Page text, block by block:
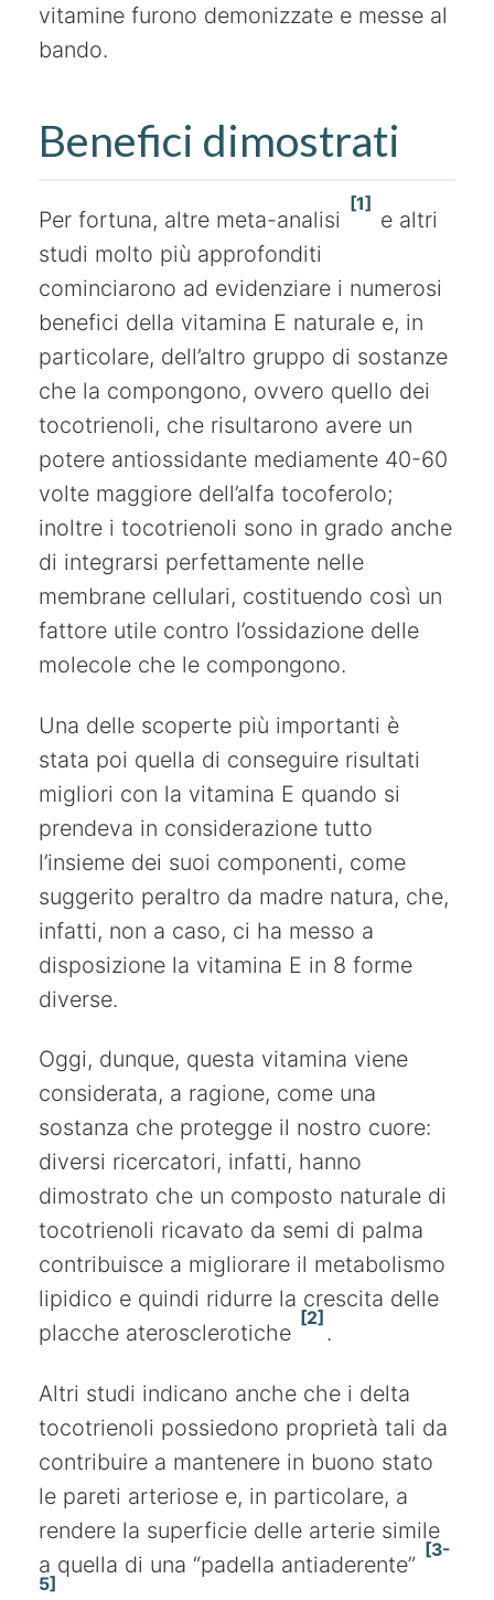
vitamine furono demonizzate e messe al
bando.
Benefici dimostrati
Per fortuna, altre meta-analisi
[1]
e altri
studi molto più approfonditi
cominciarono ad evidenziare i numerosi
benefici della vitamina E naturale e, in
particolare, dell’altro gruppo di sostanze
che la compongono, ovvero quello dei
tocotrienoli, che risultarono avere un
potere antiossidante mediamente 40-60
volte maggiore dell’alfa tocoferolo;
inoltre i tocotrienoli sono in grado anche
di integrarsi perfettamente nelle
membrane cellulari, costituendo così un
fattore utile contro l’ossidazione delle
molecole che le compongono.
Una delle scoperte più importanti è
stata poi quella di conseguire risultati
migliori con la vitamina E quando si
prendeva in considerazione tutto
l’insieme dei suoi componenti, come
suggerito peraltro da madre natura, che,
infatti, non a caso, ci ha messo a
disposizione la vitamina E in 8 forme
diverse.
Oggi, dunque, questa vitamina viene
considerata, a ragione, come una
sostanza che protegge il nostro cuore:
diversi ricercatori, infatti, hanno
dimostrato che un composto naturale di
tocotrienoli ricavato da semi di palma
contribuisce a migliorare il metabolismo
lipidico e quindi ridurre la crescita delle
placche aterosclerotiche
[2]
.
Altri studi indicano anche che i delta
tocotrienoli possiedono proprietà tali da
contribuire a mantenere in buono stato
le pareti arteriose e, in particolare, a
rendere la superficie delle arterie simile
a quella di una “padella antiaderente”
[3-
5]